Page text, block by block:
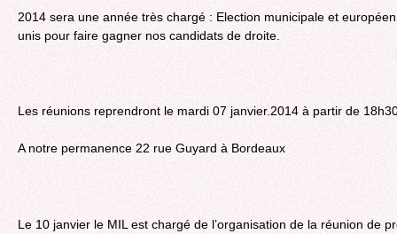
2014 sera une année très chargé : Election municipale et
unis pour faire gagner nos candidats de droite.
Les réunions reprendront le mardi 07 janvier.2014 à partir de
A notre permanence 22 rue Guyard à Bordeaux
Le 10 janvier le MIL est chargé de l’organisation de la réunion de